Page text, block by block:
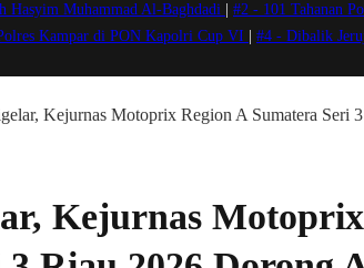
Hasyim Muhammad Al-Baghdadi #2 - 101 Tahanan
Kampar di PON Kapolri Cup VI
#4 - Dibalik
Kejurnas Motoprix Region A Sumatera Seri
Kejurnas